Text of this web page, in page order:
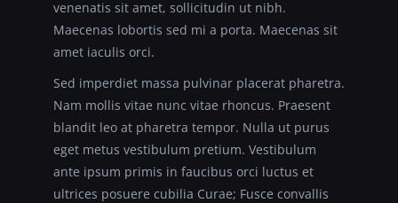
venenatis sit amet, sollicitudin ut nibh.
Maecenas lobortis sed mi a porta. Maecenas sit
amet iaculis orci.
Sed imperdiet massa pulvinar placerat pharetra.
Nam mollis vitae nunc vitae rhoncus. Praesent
blandit leo at pharetra tempor. Nulla ut purus
eget metus vestibulum pretium. Vestibulum
ante ipsum primis in faucibus orci luctus et
ultrices posuere cubilia Curae; Fusce convallis